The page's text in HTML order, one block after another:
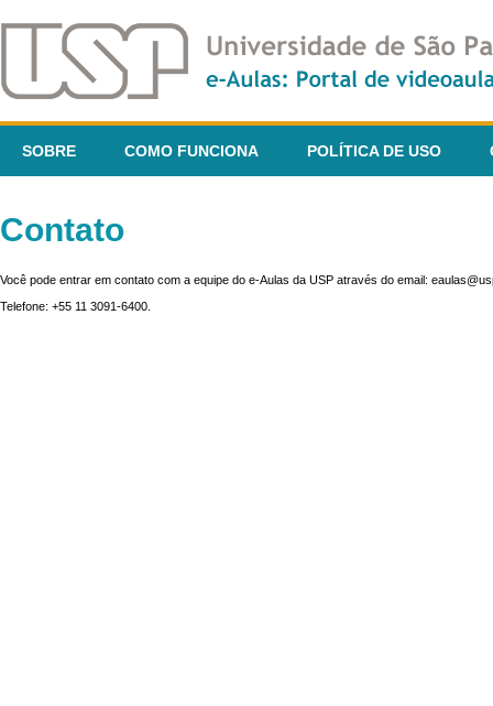
SOBRE COMO FUNCIONA POLÍTICA DE USO
Contato
Você pode entrar em contato com a equipe do e-Aulas da USP através do email:
Telefone: +55 11 3091-6400.